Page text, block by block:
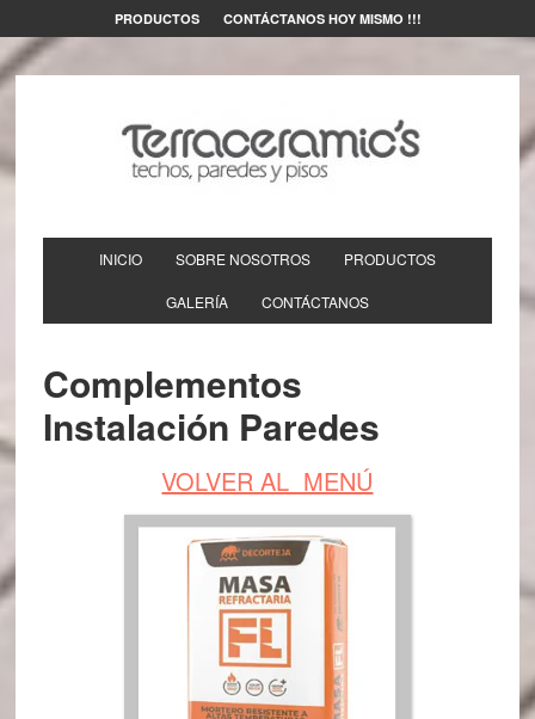
PRODUCTOS CONTÁCTANOS HOY MISMO !!!
INICIO SOBRE NOSOTROS PRODUCTOS
GALERÍA CONTÁCTANOS
Complementos
Instalación Paredes
VOLVER AL MENÚ